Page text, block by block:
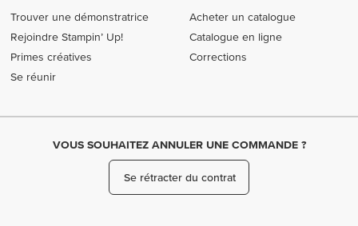
Trouver une démonstratrice
Rejoindre Stampin’ Up!
Primes créatives
Se réunir
Acheter un catalogue
Catalogue en ligne
Corrections
VOUS SOUHAITEZ ANNULER UNE COMMANDE ?
Se rétracter du contrat